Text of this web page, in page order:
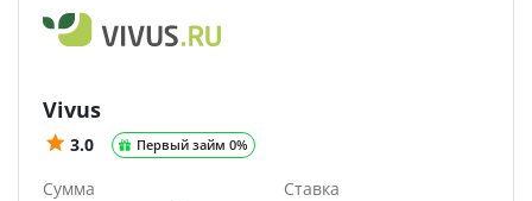
Vivus
3.0 Первый займ 0%
Сумма Ставка